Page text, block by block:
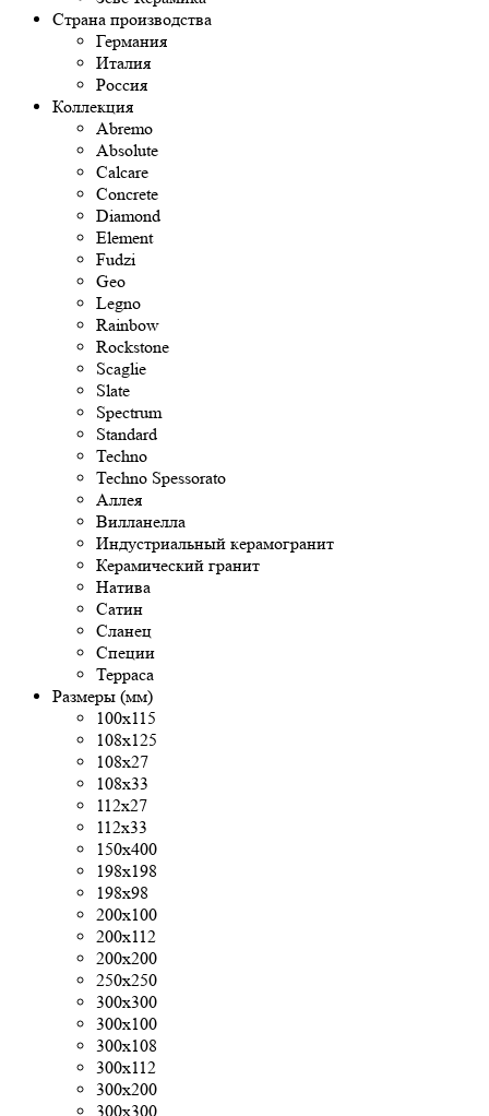
Страна производства
Германия
Италия
Россия
Коллекция
Abremo
Absolute
Calcare
Concrete
Diamond
Element
Fudzi
Geo
Legno
Rainbow
Rockstone
Scaglie
Slate
Spectrum
Standard
Techno
Techno Spessorato
Аллея
Вилланелла
Индустриальный керамогранит
Керамический гранит
Натива
Сатин
Сланец
Специи
Терраса
Размеры (мм)
100x115
108x125
108х27
108х33
112х27
112х33
150х400
198x198
198x98
200x100
200х112
200х200
250х250
300x300
300х100
300х108
300х112
300х200
300х300